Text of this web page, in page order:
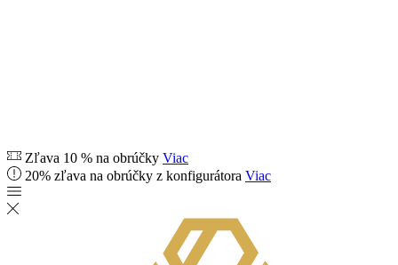
Zľava 10 % na obrúčky Viac
20% zľava na obrúčky z konfigurátora Viac